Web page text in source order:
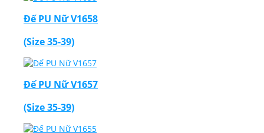
Đế PU Nữ V1658
(Size 35-39)
Đế PU Nữ V1657
(Size 35-39)